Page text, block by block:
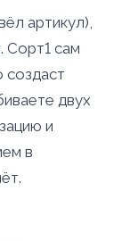
артикул),
Сорт1 сам
создаст
двух
и
в